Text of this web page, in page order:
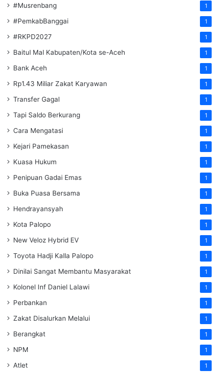
#Musrenbang 1
#PemkabBanggai 1
#RKPD2027 1
Baitul Mal Kabupaten/Kota se-Aceh 1
Bank Aceh 1
Rp1.43 Miliar Zakat Karyawan 1
Transfer Gagal 1
Tapi Saldo Berkurang 1
Cara Mengatasi 1
Kejari Pamekasan 1
Kuasa Hukum 1
Penipuan Gadai Emas 1
Buka Puasa Bersama 1
Hendrayansyah 1
Kota Palopo 1
New Veloz Hybrid EV 1
Toyota Hadji Kalla Palopo 1
Dinilai Sangat Membantu Masyarakat 1
Kolonel Inf Daniel Lalawi 1
Perbankan 1
Zakat Disalurkan Melalui 1
Berangkat 1
NPM 1
Atlet 1